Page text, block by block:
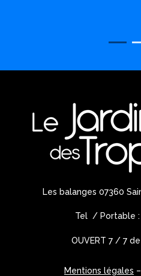
Les balanges 07360
Tel / Portable :
OUVERT 7 / 7
Mentions légales –